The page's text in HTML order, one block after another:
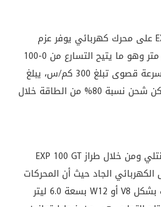
تحتوي بنتلي EXP 100 GT على محرك كهربائي يوفر عزم
دوران لغاية 1500 نيوتن متر وهو ما يتيح التسارع من 0-100
كم/س خلال 2.5 ثانية وسرعة قصوى تبلغ 300 كم/س، يبلغ
مدى السير 700 كم ويمكن شحن نسبة 80% من الطاقة خلال
الجدير بالذكر أن شركة بنتلي ومن خلال طراز EXP 100 GT
الجاد حيث أن المحركات
المكونة من 8 إسطوانات بشكل V8 أو W12 بسعة 6.0 ليتر